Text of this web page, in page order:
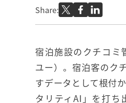
Share:
宿泊施設のクチコミ
ユー）。宿泊客のク
すデータとして根付
タリティAI」を打ち